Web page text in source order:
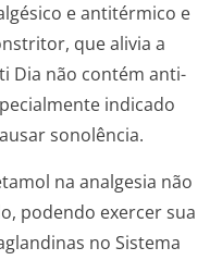
e antitérmico e
que alivia a
Dia não contém anti-
indicado
sonolência.
na analgesia não
podendo exercer sua
no Sistema